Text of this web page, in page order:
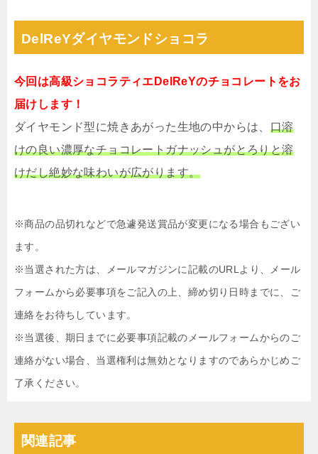
DelReYダイヤモンドショコラ
今回は高級ショコラティエDelReYのチョコレートをお
届けします！
ダイヤモンド型に焼きあがった生地の中からは、 口溶
けの良い濃厚なチョコレートガナッシュがとろりと溶
けだし絶妙な味わいが広がります。
※商品の品切れなどで急遽発送賞品が変更になる場合もござい
ます。
※当選された方は、メールマガジンに記載のURLより、メール
フォームから必要事項をご記入の上、締め切り日時までに、ご
連絡をお待ちしています。
※当選後、期日までに必要事項記載のメールフォームからのご
連絡がない場合、当選権利は無効となりますのであらかじめご
了承ください。
関連記事